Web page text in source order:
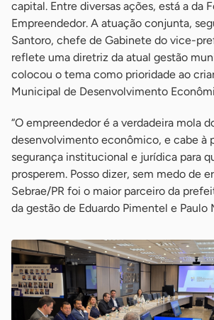
capital. Entre diversas ações, está a da
Empreendedor. A atuação conjunta,
Santoro, chefe de Gabinete do vice-
reflete uma diretriz da atual gestão
colocou o tema como prioridade ao
Municipal de Desenvolvimento
“O empreendedor é a verdadeira mola
desenvolvimento econômico, e cabe à
segurança institucional e jurídica para
prosperem. Posso dizer, sem medo de
Sebrae/PR foi o maior parceiro da
da gestão de Eduardo Pimentel e Paulo